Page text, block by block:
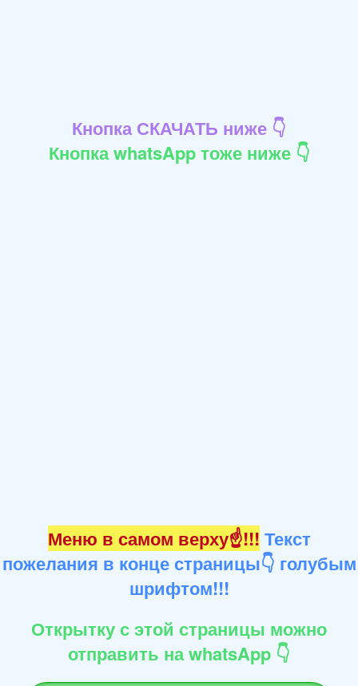
Кнопка СКАЧАТЬ ниже 👇
Кнопка whatsApp тоже ниже 👇
Меню в самом верху☝!!! Текст
пожелания в конце страницы👇 голубым
шрифтом!!!
Открытку с этой страницы можно
отправить на whatsApp 👇